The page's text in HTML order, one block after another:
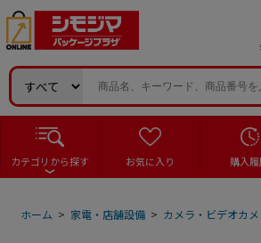
カテゴリから探す お気に入り 購入
ホーム > 家電・店舗設備 > カメラ・ビデオカメ